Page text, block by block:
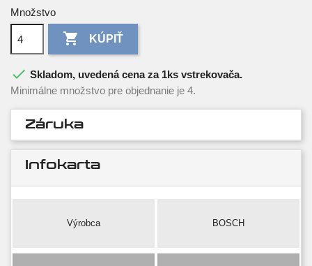
Množstvo
 KÚPIŤ
 Skladom, uvedená cena za 1ks vstrekovača.
Minimálne množstvo pre objednanie je 4.
Záruka
Infokarta
Výrobca BOSCH